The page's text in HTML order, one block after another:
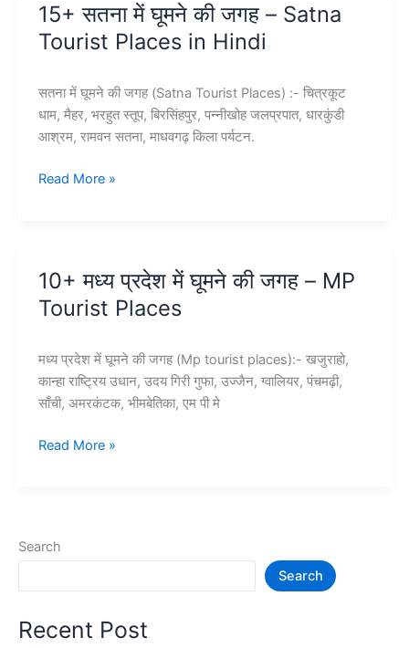
जगह
Tourist
Places
15+ सतना में घूमने की जगह – Satna
Tourist Places in Hindi
सतना में घूमने की जगह (Satna Tourist Places) :- चित्रकूट
धाम, मैहर, भरहुत स्तूप, बिरसिंहपुर, पन्नीखोह जलप्रपात, धारकुंडी
आश्रम, रामवन सतना, माधवगढ़ किला पर्यटन.
15+
जगह
Tourist
Places
in
Read More »
10+ मध्य प्रदेश में घूमने की जगह – MP
Tourist Places
मध्य प्रदेश में घूमने की जगह (Mp tourist places):- खजुराहो,
कान्हा राष्ट्रिय उधान, उदय गिरी गुफा, उज्जैन, ग्वालियर, पंचमढ़ी,
साँची, अमरकंटक, भीमबेतिका, एम पी मे
10+
की
Tourist
Read More »
Search
Search
Recent Post